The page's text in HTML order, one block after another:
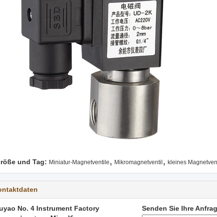
und Tag: Miniatur-Magnetventile , Mikromagnetventil , kleines
No. 4 Instrument Factory
Senden Sie Ihre